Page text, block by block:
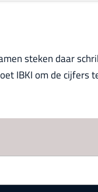
steken daar
IBKI om de cijfers